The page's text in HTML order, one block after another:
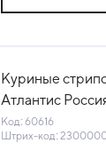
Куриные
Атлантис
(-18°С)
Код: 60616
Штрих-код: